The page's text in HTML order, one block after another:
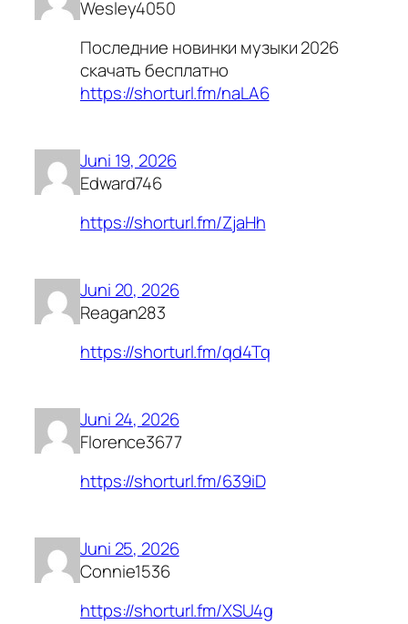
Wesley4050
Последние новинки музыки 2026
скачать бесплатно
https://shorturl.fm/naLA6
Juni 19, 2026
Edward746
https://shorturl.fm/ZjaHh
Juni 20, 2026
Reagan283
https://shorturl.fm/qd4Tq
Juni 24, 2026
Florence3677
https://shorturl.fm/639iD
Juni 25, 2026
Connie1536
https://shorturl.fm/XSU4g